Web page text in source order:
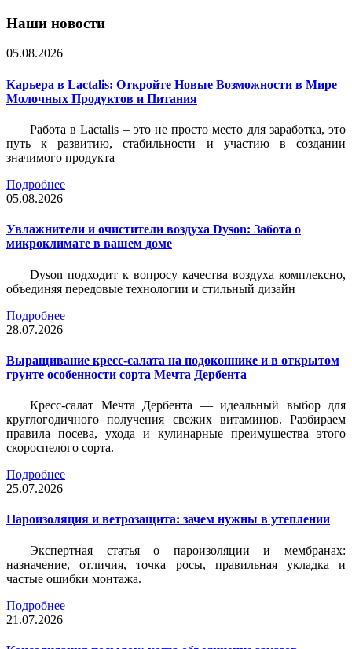
Наши новости
05.08.2026
Карьера в Lactalis: Откройте Новые Возможности в Мире
Молочных Продуктов и Питания
Работа в Lactalis – это не просто место для заработка, это
путь к развитию, стабильности и участию в создании
значимого продукта
Подробнее
05.08.2026
Увлажнители и очистители воздуха Dyson: Забота о
микроклимате в вашем доме
Dyson подходит к вопросу качества воздуха комплексно,
объединяя передовые технологии и стильный дизайн
Подробнее
28.07.2026
Выращивание кресс-салата на подоконнике и в открытом
грунте особенности сорта Мечта Дербента
Кресс-салат Мечта Дербента — идеальный выбор для
круглогодичного получения свежих витаминов. Разбираем
правила посева, ухода и кулинарные преимущества этого
скороспелого сорта.
Подробнее
25.07.2026
Пароизоляция и ветрозащита: зачем нужны в утеплении
Экспертная статья о пароизоляции и мембранах:
назначение, отличия, точка росы, правильная укладка и
частые ошибки монтажа.
Подробнее
21.07.2026